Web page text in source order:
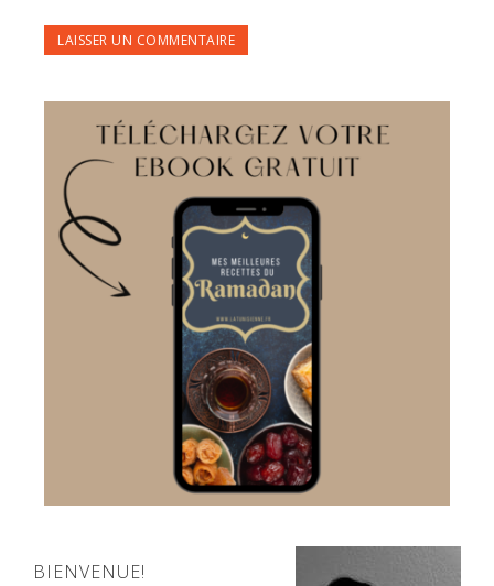
BIENVENUE!